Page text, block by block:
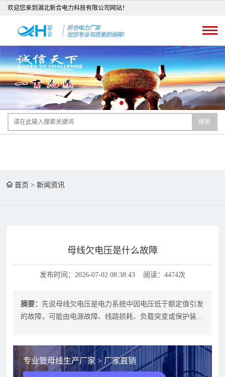
欢迎您来到湖北新合电力科技有限公司网站！
搜索
首页 >新闻资讯
母线欠电压是什么故障
发布时间：2026-07-02 08:38:43 阅读：4474次
摘要：先说母线欠电压是电力系统中因电压低于额定值引发
的故障，可能由电源故障、线路损耗、负载突变或保护装置
专业管母线生产厂家 > 厂家直销